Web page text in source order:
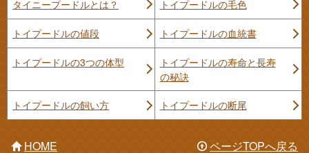
タイニープードルとは？ トイプードルの毛色
トイプードルの値段 トイプードルの血統書
トイプードルの3つの体型
トイプードルの寿命と長寿
の秘訣
トイプードルの飼い方 トイプードルの断尾
HOME ページTOPへ戻る